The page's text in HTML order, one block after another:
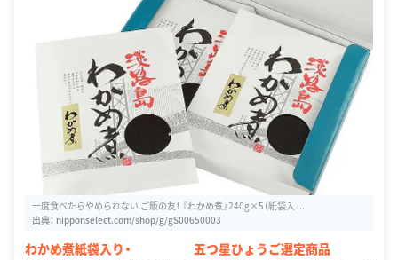
一度食べたらやめられない ご飯の友！ 『わかめ煮』240g×5（紙袋入 ...
出典： nipponselect.com/shop/g/gS00650003
わかめ煮紙袋入り・ 五つ星ひょうご選定商品